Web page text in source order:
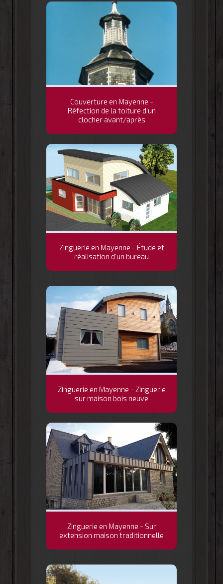
Couverture en Mayenne -
Réfection de la toiture d'un
clocher avant/après
Zinguerie en Mayenne - Étude et
réalisation d'un bureau
Zinguerie en Mayenne - Zinguerie
sur maison bois neuve
Zinguerie en Mayenne - Sur
extension maison traditionnelle